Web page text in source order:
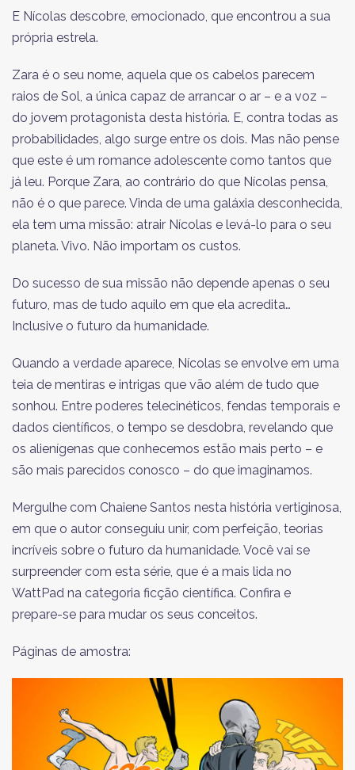
E Nícolas descobre, emocionado, que encontrou a sua
própria estrela.
Zara é o seu nome, aquela que os cabelos parecem
raios de Sol, a única capaz de arrancar o ar – e a voz –
do jovem protagonista desta história. E, contra todas as
probabilidades, algo surge entre os dois. Mas não pense
que este é um romance adolescente como tantos que
já leu. Porque Zara, ao contrário do que Nícolas pensa,
não é o que parece. Vinda de uma galáxia desconhecida,
ela tem uma missão: atrair Nícolas e levá-lo para o seu
planeta. Vivo. Não importam os custos.
Do sucesso de sua missão não depende apenas o seu
futuro, mas de tudo aquilo em que ela acredita…
Inclusive o futuro da humanidade.
Quando a verdade aparece, Nícolas se envolve em uma
teia de mentiras e intrigas que vão além de tudo que
sonhou. Entre poderes telecinéticos, fendas temporais e
dados científicos, o tempo se desdobra, revelando que
os alienígenas que conhecemos estão mais perto – e
são mais parecidos conosco – do que imaginamos.
Mergulhe com Chaiene Santos nesta história vertiginosa,
em que o autor conseguiu unir, com perfeição, teorias
incríveis sobre o futuro da humanidade. Você vai se
surpreender com esta série, que é a mais lida no
WattPad na categoria ficção científica. Confira e
prepare-se para mudar os seus conceitos.
Páginas de amostra: